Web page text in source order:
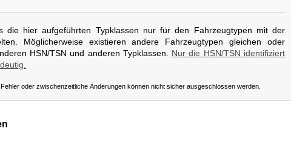
die hier aufgeführten Typklassen nur für den Fahrzeugtypen mit der
Möglicherweise existieren andere Fahrzeugtypen gleichen oder
HSN/TSN und anderen Typklassen. Nur die HSN/TSN identifiziert
oder zwischenzeitliche Änderungen können nicht sicher ausgeschlossen werden.